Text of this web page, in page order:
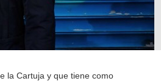
la Cartuja y que tiene como